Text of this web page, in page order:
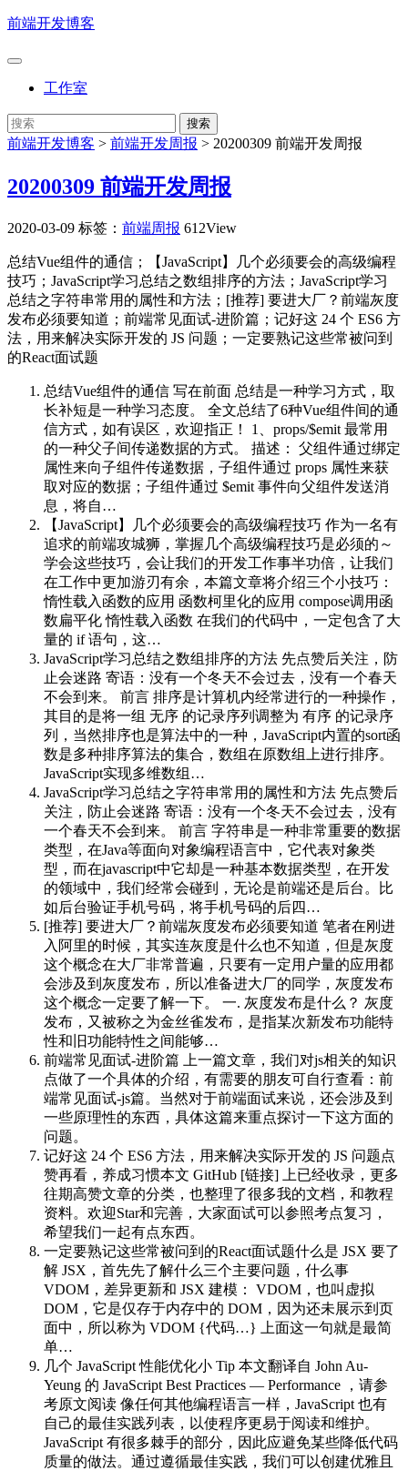
前端开发博客
工作室
前端开发博客 > 前端开发周报 > 20200309 前端开发周报
20200309 前端开发周报
2020-03-09 标签： 前端周报 612View
总结Vue组件的通信；【JavaScript】几个必须要会的高级编程
技巧；JavaScript学习总结之数组排序的方法；JavaScript学习
总结之字符串常用的属性和方法；[推荐] 要进大厂？前端灰度
发布必须要知道；前端常见面试-进阶篇；记好这 24 个 ES6 方
法，用来解决实际开发的 JS 问题；一定要熟记这些常被问到
的React面试题
总结Vue组件的通信 写在前面 总结是一种学习方式，取
长补短是一种学习态度。 全文总结了6种Vue组件间的通
信方式，如有误区，欢迎指正！ 1、props/$emit 最常用
的一种父子间传递数据的方式。 描述： 父组件通过绑定
属性来向子组件传递数据，子组件通过 props 属性来获
取对应的数据；子组件通过 $emit 事件向父组件发送消
息，将自…
【JavaScript】几个必须要会的高级编程技巧 作为一名有
追求的前端攻城狮，掌握几个高级编程技巧是必须的～
学会这些技巧，会让我们的开发工作事半功倍，让我们
在工作中更加游刃有余，本篇文章将介绍三个小技巧：
惰性载入函数的应用 函数柯里化的应用 compose调用函
数扁平化 惰性载入函数 在我们的代码中，一定包含了大
量的 if 语句，这…
JavaScript学习总结之数组排序的方法 先点赞后关注，防
止会迷路 寄语：没有一个冬天不会过去，没有一个春天
不会到来。 前言 排序是计算机内经常进行的一种操作，
其目的是将一组 无序 的记录序列调整为 有序 的记录序
列，当然排序也是算法中的一种，JavaScript内置的sort函
数是多种排序算法的集合，数组在原数组上进行排序。
JavaScript实现多维数组…
JavaScript学习总结之字符串常用的属性和方法 先点赞后
关注，防止会迷路 寄语：没有一个冬天不会过去，没有
一个春天不会到来。 前言 字符串是一种非常重要的数据
类型，在Java等面向对象编程语言中，它代表对象类
型，而在javascript中它却是一种基本数据类型，在开发
的领域中，我们经常会碰到，无论是前端还是后台。比
如后台验证手机号码，将手机号码的后四…
[推荐] 要进大厂？前端灰度发布必须要知道 笔者在刚进
入阿里的时候，其实连灰度是什么也不知道，但是灰度
这个概念在大厂非常普遍，只要有一定用户量的应用都
会涉及到灰度发布，所以准备进大厂的同学，灰度发布
这个概念一定要了解一下。 一. 灰度发布是什么？ 灰度
发布，又被称之为金丝雀发布，是指某次新发布功能特
性和旧功能特性之间能够…
前端常见面试-进阶篇 上一篇文章，我们对js相关的知识
点做了一个具体的介绍，有需要的朋友可自行查看：前
端常见面试-js篇。当然对于前端面试来说，还会涉及到
一些原理性的东西，具体这篇来重点探讨一下这方面的
问题。
记好这 24 个 ES6 方法，用来解决实际开发的 JS 问题点
赞再看，养成习惯本文 GitHub [链接] 上已经收录，更多
往期高赞文章的分类，也整理了很多我的文档，和教程
资料。欢迎Star和完善，大家面试可以参照考点复习，
希望我们一起有点东西。
一定要熟记这些常被问到的React面试题什么是 JSX 要了
解 JSX，首先先了解什么三个主要问题，什么事
VDOM，差异更新和 JSX 建模： VDOM，也叫虚拟
DOM，它是仅存于内存中的 DOM，因为还未展示到页
面中，所以称为 VDOM {代码…} 上面这一句就是最简
单…
几个 JavaScript 性能优化小 Tip 本文翻译自 John Au-
Yeung 的 JavaScript Best Practices — Performance ，请参
考原文阅读 像任何其他编程语言一样，JavaScript 也有
自己的最佳实践列表，以使程序更易于阅读和维护。
JavaScript 有很多棘手的部分，因此应避免某些降低代码
质量的做法。通过遵循最佳实践，我们可以创建优雅且